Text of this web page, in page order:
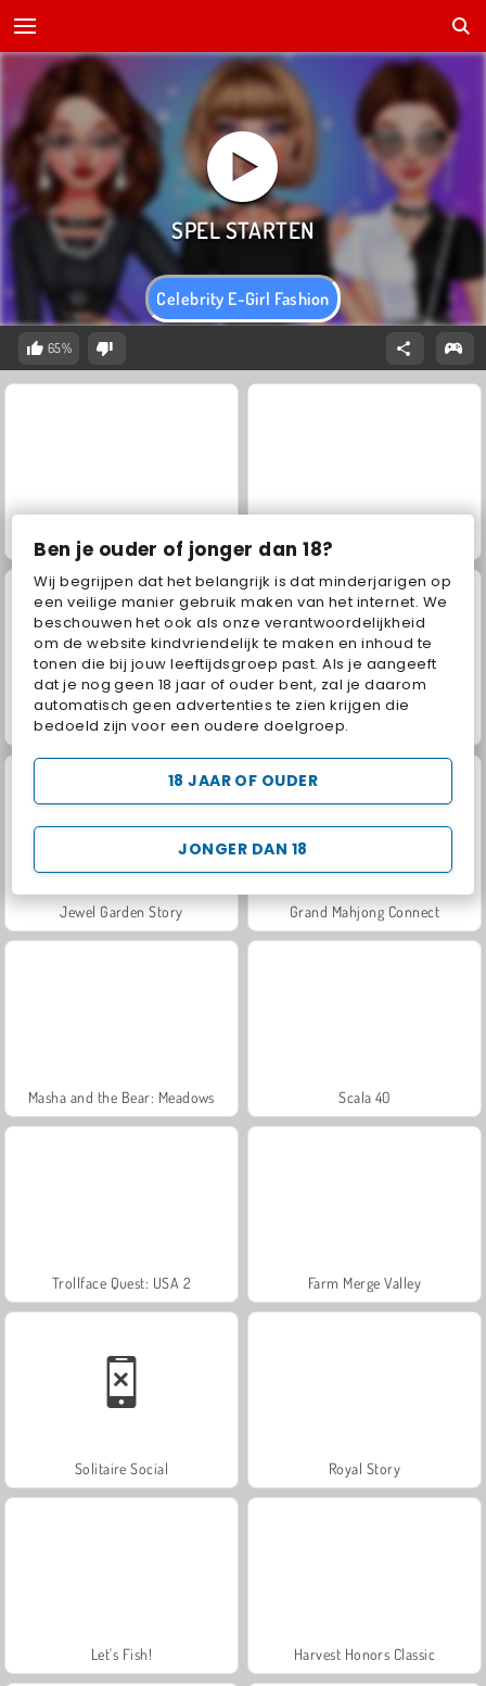
Ben je ouder of jonger dan 18?
Wij begrijpen dat het belangrijk is dat minderjarigen op
een veilige manier gebruik maken van het internet. We
beschouwen het ook als onze verantwoordelijkheid
om de website kindvriendelijk te maken en inhoud te
tonen die bij jouw leeftijdsgroep past. Als je aangeeft
dat je nog geen 18 jaar of ouder bent, zal je daarom
automatisch geen advertenties te zien krijgen die
bedoeld zijn voor een oudere doelgroep.
JONGER DAN 18
18 JAAR OF OUDER
Celebrity E-Girl Fashion
65%
Elevator Fight 100 Doors Escape Room
Juice Merge
Jewel Garden Story Grand Mahjong Connect
Masha and the Bear: Meadows Scala 40
Trollface Quest: USA 2 Farm Merge Valley
Solitaire Social Royal Story
Let's Fish! Harvest Honors Classic